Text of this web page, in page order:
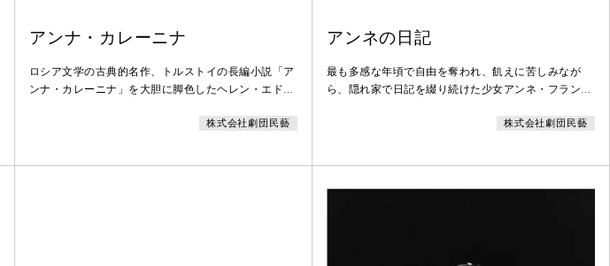
アンナ・カレーニナ
ロシア文学の古典的名作、トルストイの長編小説「ア
ンナ・カレーニナ」を大胆に脚色したヘレン・エドマ
株式会社劇団民藝
アンネの日記
最も多感な年頃で自由を奪われ、飢えに苦しみなが
ら、隠れ家で日記を綴り続けた少女アンネ・フラン
もにロングランを記録しています。1979年から80年
株式会社劇団民藝